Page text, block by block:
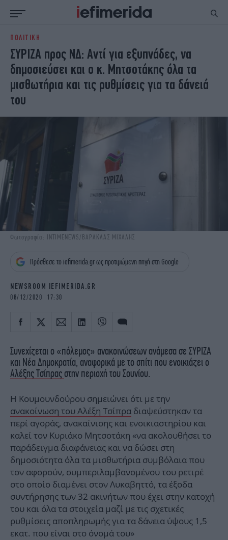
ΕΙΔΗΣΕΙΣ
NON PAPER
ΕΛΛΑΔΑ
ΟΙΚΟΝΟΜΙΑ
ΚΟΣΜΟΣ
ΠΟΛΙΤΙΣΜΟΣ
ΠΑΝΕΛΛΗΝΙΕΣ
ΖΩΗ
ΓΥΝΑΙΚΑ
ENGLISH EDITION
STORIES
ΟΛΥΜΠΙΑΚΟΙ ΑΓΩΝΕΣ
PODCAST
iBOOKS
ΖΩΔΙΑ
MEDIA
ELAMEFORA
NEWSLETTER
ΠΟΛΙΤΙΚΗ
ΣΥΡΙΖΑ προς ΝΔ: Αντί για εξυπνάδες, να
δημοσιεύσει και ο κ. Μητσοτάκης όλα τα
μισθωτήρια και τις ρυθμίσεις για τα δάνειά
του
Φωτογραφία: INTIMENEWS/ΒΑΡΑΚΛΑΣ ΜΙΧΑΛΗΣ
Πρόσθεσε το iefimerida.gr ως προτιμώμενη πηγή στη Google
NEWSROOM IEFIMERIDA.GR
08/12/2020 17:30
Συνεχίζεται ο «πόλεμος» ανακοινώσεων ανάμεσα σε ΣΥΡΙΖΑ
και Νέα Δημοκρατία, αναφορικά με το σπίτι που ενοικιάζει ο
Αλέξης Τσίπρας στην περιοχή του Σουνίου.
Η Κουμουνδούρου σημειώνει ότι με την
ανακοίνωση του Αλέξη Τσίπρα διαψεύστηκαν τα
περί αγοράς, ανακαίνισης και ενοικιαστηρίου και
καλεί τον Κυριάκο Μητσοτάκη «να ακολουθήσει το
παράδειγμα διαφάνειας και να δώσει στη
δημοσιότητα όλα τα μισθωτήρια συμβόλαια που
τον αφορούν, συμπεριλαμβανομένου του ρετιρέ
στο οποίο διαμένει στον Λυκαβηττό, τα έξοδα
συντήρησης των 32 ακινήτων που έχει στην κατοχή
του και όλα τα στοιχεία μαζί με τις σχετικές
ρυθμίσεις αποπληρωμής για τα δάνεια ύψους 1,5
εκατ. που είναι στο όνομά του»